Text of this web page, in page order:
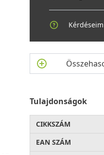
Tulajdonságok
CIKKSZÁM
EAN SZÁM